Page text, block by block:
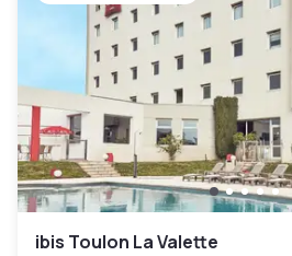
ibis Toulon La Valette